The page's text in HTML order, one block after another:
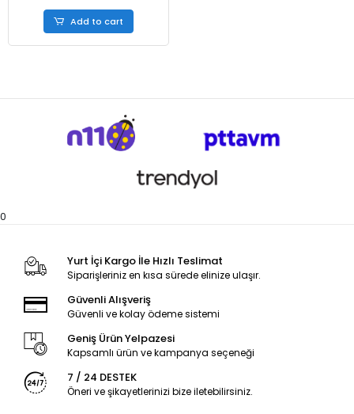
Add to cart
0
Yurt İçi Kargo İle Hızlı Teslimat
Siparişleriniz en kısa sürede elinize ulaşır.
Güvenli Alışveriş
Güvenli ve kolay ödeme sistemi
Geniş Ürün Yelpazesi
Kapsamlı ürün ve kampanya seçeneği
7 / 24 DESTEK
Öneri ve şikayetlerinizi bize iletebilirsiniz.